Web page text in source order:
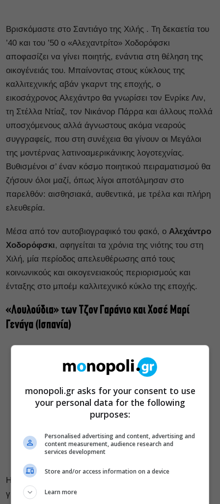
Βρισκόμαστε στο Σαντιάγο της Χιλής . Τη δεκαετία του
’40 και του ’50 ο «Αλεχαντρίτο» Χοδορόφσκι
αποφασίζει να γίνει ποιητής, ενάντια στη θέληση της
οικογένειάς του. Μπαίνοντας στους κύκλους της
καλλιτεχνικής αβάν γκαρντ της εποχής, ο
εικοσάχρονος Αλεχάντρο θα γνωρίσει τον Ενρίκε Λιν,
τη Στέλλα Ντίαζ, τον Νικάνορ Πάρρα και άλλους πολλά
υποσχόμενους αλλά άγνωστους ακόμα νεαρούς
συγγραφείς, που στη συνέχεια θα γίνουν οι Μεγάλοι
της μοντέρνας λατινοαμερικάνικης λογοτεχνίας.
Βυθισμένοι σ’ έναν κόσμο ποιητικού πειραματισμού θα
ζήσουν όλοι μαζί, όπως λίγοι αποτόλμησαν στο
παρελθόν: αισθησιακά, αυθεντικά, με τρέλα και πλήρη
ελευθερία.
Μέσα από τον αυτοβιογραφικό του φακό, ο Αλεχάντρο
Χοδορόφσκι, αφηγείται τα χρόνια της νιότης του στη
Χιλή, μία περίοδος απελευθέρωσης από τους
κοινωνικούς και οικογενειακούς περιορισμούς και
ένταξης στο μποέμ καλλιτεχνικό κύκλο της εποχής.
«Λουλούδια» των Τζον Γαράνιο και Χοσέ Μαρί
Γενάγα (Ισπανία)
Η καθημερινότητα της Άνε, μιας σαραντάχρονης
γυναίκας παγιδευμένης σε έναν άχρωμο γάμο,
monopoli.gr asks for your consent to use
your personal data for the following
purposes:
Personalised advertising and content, advertising and
content measurement, audience research and
services development
Store and/or access information on a device
Learn more